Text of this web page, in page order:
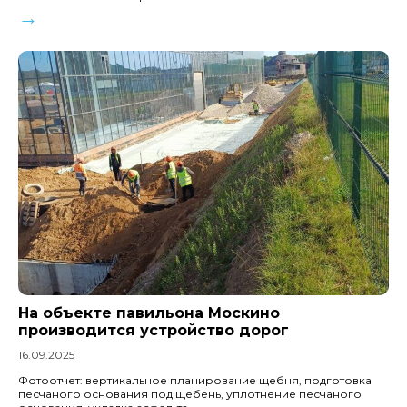
→
На объекте павильона Москино
производится устройство дорог
16.09.2025
Фотоотчет: вертикальное планирование щебня, подготовка
песчаного основания под щебень, уплотнение песчаного